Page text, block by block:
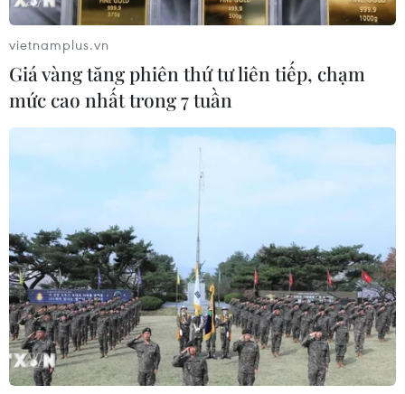
vietnamplus.vn
Giá vàng tăng phiên thứ tư liên tiếp, chạm
mức cao nhất trong 7 tuần